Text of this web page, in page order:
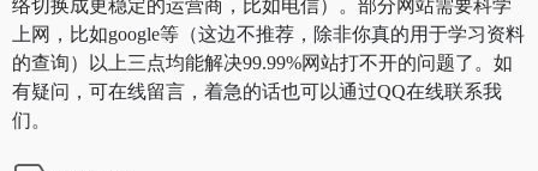
络切换成更稳定的运营商，比如电信）。部分网站需要科学
上网，比如google等（这边不推荐，除非你真的用于学习资料
的查询）以上三点均能解决99.99%网站打不开的问题了。如
有疑问，可在线留言，着急的话也可以通过QQ在线联系我
们。